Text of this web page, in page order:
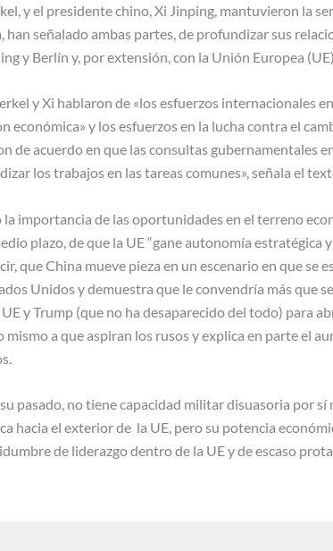
y el presidente chino, Xi Jinping, mantuvieron la
señalado ambas partes, de profundizar sus
y Berlín y, por extensión, con la Unión Europea (UE).
y Xi hablaron de «los esfuerzos internacionales
económica» y los esfuerzos en la lucha contra el
de acuerdo en que las consultas gubernamentales
los trabajos en las tareas comunes», señala el
importancia de las oportunidades en el terreno
plazo, de que la UE “gane autonomía estratégica
que China mueve pieza en un escenario en que se
Unidos y demuestra que le convendría más que
y Trump (que no ha desaparecido del todo) para
mismo a que aspiran los rusos y explica en parte el
pasado, no tiene capacidad militar disuasoria por sí
hacia el exterior de la UE, pero su potencia
de liderazgo dentro de la UE y de escaso